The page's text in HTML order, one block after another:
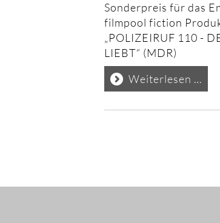
Sonderpreis für das
filmpool fiction
„POLIZEIRUF 110 -
LIEBT“ (MDR)
Weiterlesen …